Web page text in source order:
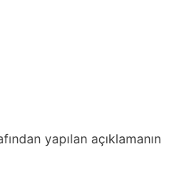
yapılan açıklamanın